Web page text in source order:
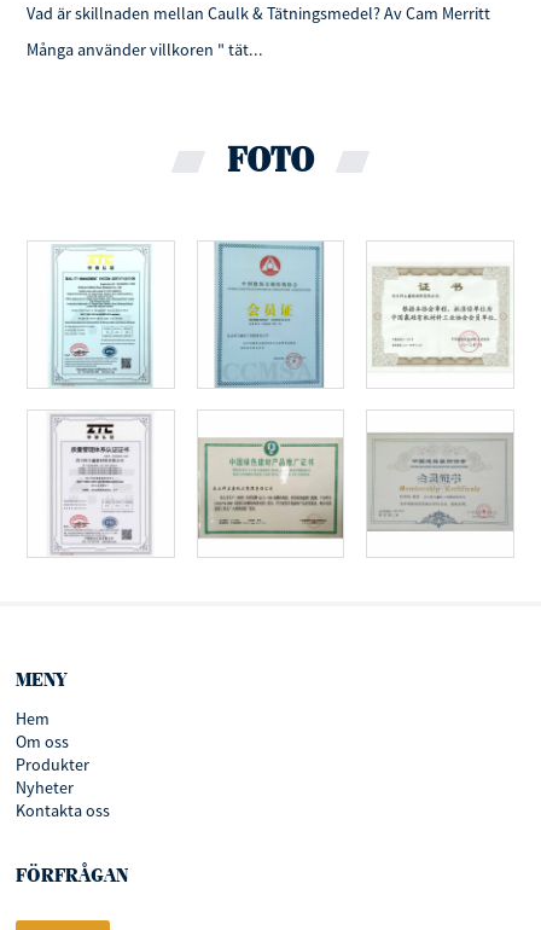
Vad är skillnaden mellan Caulk & Tätningsmedel? Av Cam Merritt
Många använder villkoren " tät...
FOTO
MENY
Hem
Om oss
Produkter
Nyheter
Kontakta oss
FÖRFRÅGAN